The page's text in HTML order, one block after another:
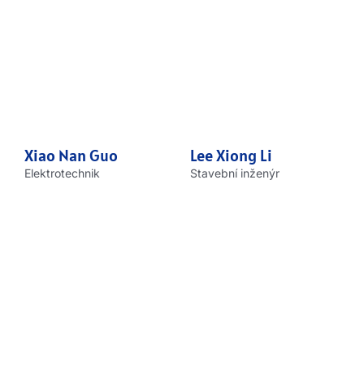
Xiao Nan Guo
Elektrotechnik
Lee Xiong Li
Stavební inženýr